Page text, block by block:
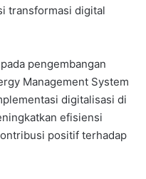
transformasi digital
pengembangan
Management System
digitalisasi di
efisiensi
positif terhadap